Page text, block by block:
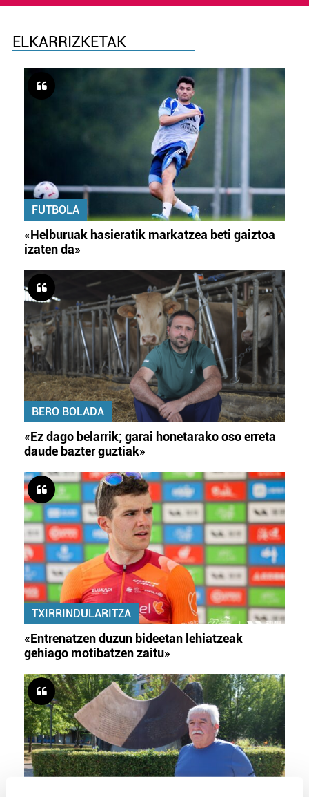
ELKARRIZKETAK
FUTBOLA
«Helburuak hasieratik markatzea beti gaiztoa
izaten da»
BERO BOLADA
«Ez dago belarrik; garai honetarako oso erreta
daude bazter guztiak»
TXIRRINDULARITZA
«Entrenatzen duzun bideetan lehiatzeak
gehiago motibatzen zaitu»